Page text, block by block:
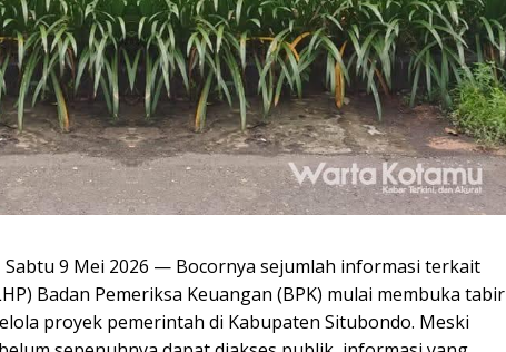
9 Mei 2026 — Bocornya sejumlah informasi terkait
Badan Pemeriksa Keuangan (BPK) mulai membuka tabir
proyek pemerintah di Kabupaten Situbondo. Meski